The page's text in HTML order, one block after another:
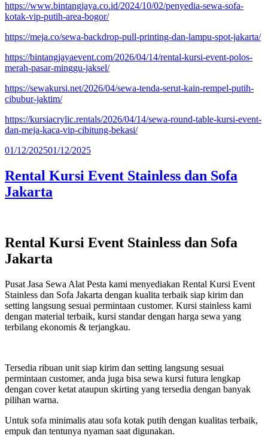
https://www.bintangjaya.co.id/2024/10/02/penyedia-sewa-sofa-
kotak-vip-putih-area-bogor/
https://meja.co/sewa-backdrop-pull-printing-dan-lampu-spot-jakarta/
https://bintangjayaevent.com/2026/04/14/rental-kursi-event-polos-
merah-pasar-minggu-jaksel/
https://sewakursi.net/2026/04/sewa-tenda-serut-kain-rempel-putih-
cibubur-jaktim/
https://kursiacrylic.rentals/2026/04/14/sewa-round-table-kursi-event-
dan-meja-kaca-vip-cibitung-bekasi/
Diposkan
01/12/202501/12/2025
Rental Kursi Event Stainless dan Sofa
Jakarta
Rental Kursi Event Stainless dan Sofa
Jakarta
Pusat Jasa Sewa Alat Pesta kami menyediakan Rental Kursi Event
Stainless dan Sofa Jakarta dengan kualita terbaik siap kirim dan
setting langsung sesuai permintaan customer. Kursi stainless kami
dengan material terbaik, kursi standar dengan harga sewa yang
terbilang ekonomis & terjangkau.
Tersedia ribuan unit siap kirim dan setting langsung sesuai
permintaan customer, anda juga bisa sewa kursi futura lengkap
dengan cover ketat ataupun skirting yang tersedia dengan banyak
pilihan warna.
Untuk sofa minimalis atau sofa kotak putih dengan kualitas terbaik,
empuk dan tentunya nyaman saat digunakan.